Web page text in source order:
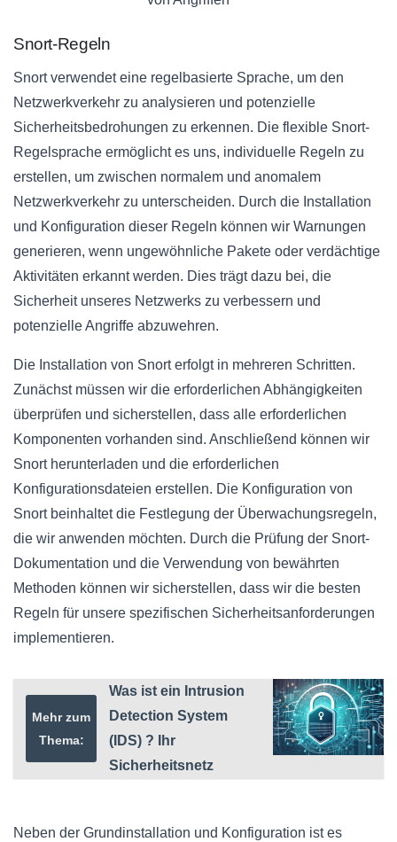
Snort-Regeln
Snort verwendet eine regelbasierte Sprache, um den
Netzwerkverkehr zu analysieren und potenzielle
Sicherheitsbedrohungen zu erkennen. Die flexible Snort-
Regelsprache ermöglicht es uns, individuelle Regeln zu
erstellen, um zwischen normalem und anomalem
Netzwerkverkehr zu unterscheiden. Durch die Installation
und Konfiguration dieser Regeln können wir Warnungen
generieren, wenn ungewöhnliche Pakete oder verdächtige
Aktivitäten erkannt werden. Dies trägt dazu bei, die
Sicherheit unseres Netzwerks zu verbessern und
potenzielle Angriffe abzuwehren.
Die Installation von Snort erfolgt in mehreren Schritten.
Zunächst müssen wir die erforderlichen Abhängigkeiten
überprüfen und sicherstellen, dass alle erforderlichen
Komponenten vorhanden sind. Anschließend können wir
Snort herunterladen und die erforderlichen
Konfigurationsdateien erstellen. Die Konfiguration von
Snort beinhaltet die Festlegung der Überwachungsregeln,
die wir anwenden möchten. Durch die Prüfung der Snort-
Dokumentation und die Verwendung von bewährten
Methoden können wir sicherstellen, dass wir die besten
Regeln für unsere spezifischen Sicherheitsanforderungen
implementieren.
Mehr zum
Thema:
Was ist ein Intrusion
Detection System
(IDS) ? Ihr
Sicherheitsnetz
Neben der Grundinstallation und Konfiguration ist es